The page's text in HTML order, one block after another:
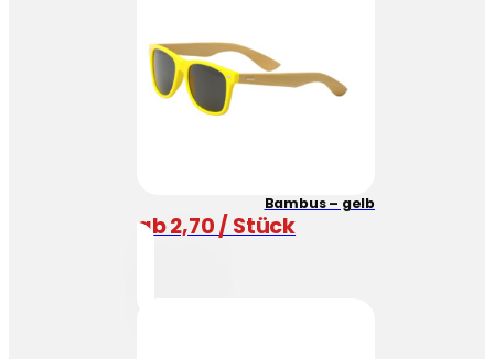
Bambus – gelb
ab 2,70 / Stück